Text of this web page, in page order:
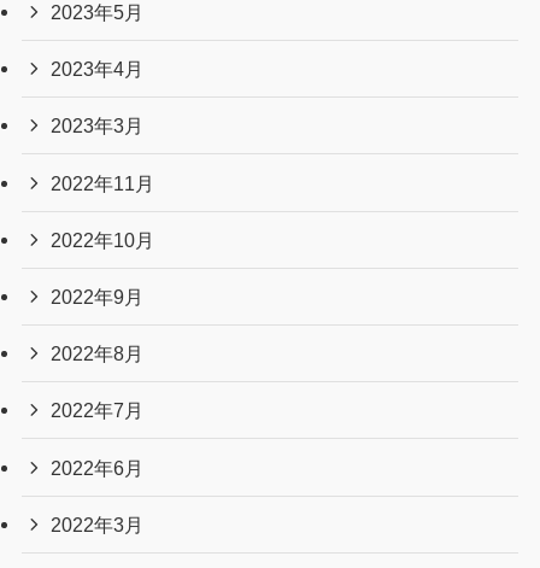
2023年5月
2023年4月
2023年3月
2022年11月
2022年10月
2022年9月
2022年8月
2022年7月
2022年6月
2022年3月